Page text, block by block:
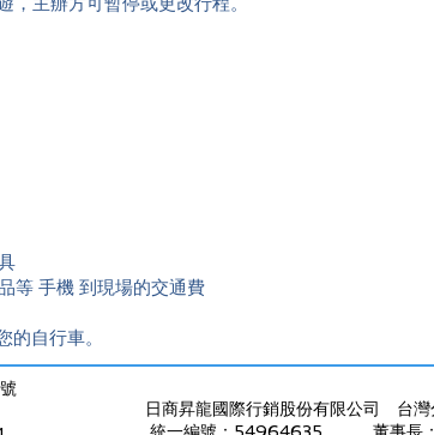
等 手機 到現場的交通費
自行車。
日商昇龍國際行銷股份有限公司 台灣